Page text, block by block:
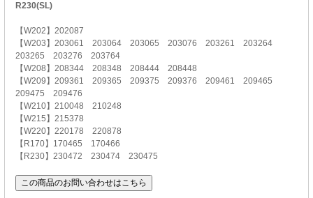
R230(SL)
【W202】202087
【W203】203061 203064 203065 203076 203261 203264
203265 203276 203764
【W208】208344 208348 208444 208448
【W209】209361 209365 209375 209376 209461 209465
209475 209476
【W210】210048 210248
【W215】215378
【W220】220178 220878
【R170】170465 170466
【R230】230472 230474 230475